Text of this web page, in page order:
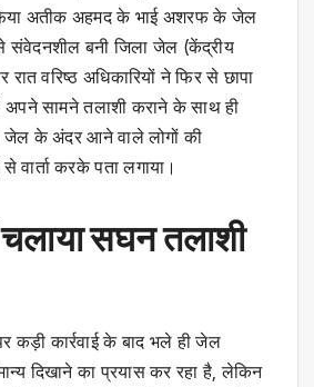
अतीक अहमद के भाई अशरफ के जेल
संवेदनशील बनी जिला जेल (केंद्रीय
रात वरिष्ठ अधिकारियों ने फिर से छापा
अपने सामने तलाशी कराने के साथ ही
जेल के अंदर आने वाले लोगों की
से वार्ता करके पता लगाया।
चलाया सघन तलाशी
कड़ी कार्रवाई के बाद भले ही जेल
दिखाने का प्रयास कर रहा है, लेकिन